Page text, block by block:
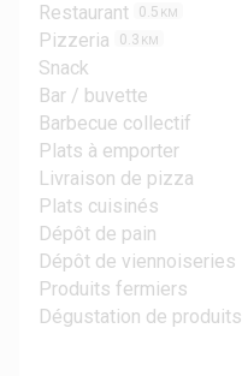
Restaurant
0.5 KM
Pizzeria 0.3 KM
Snack
Bar / buvette
Barbecue collectif
Plats à emporter
Livraison de pizza
Plats cuisinés
Dépôt de pain
Dépôt de viennoiseries
Produits fermiers
Dégustation de produits